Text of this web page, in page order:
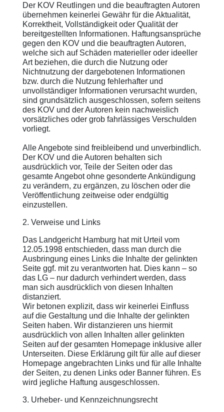
Der KOV Reutlingen und die beauftragten Autoren
übernehmen keinerlei Gewähr für die Aktualität,
Korrektheit, Vollständigkeit oder Qualität der
bereitgestellten Informationen. Haftungsansprüche
gegen den KOV und die beauftragten Autoren,
welche sich auf Schäden materieller oder ideeller
Art beziehen, die durch die Nutzung oder
Nichtnutzung der dargebotenen Informationen
bzw. durch die Nutzung fehlerhafter und
unvollständiger Informationen verursacht wurden,
sind grundsätzlich ausgeschlossen, sofern seitens
des KOV und der Autoren kein nachweislich
vorsätzliches oder grob fahrlässiges Verschulden
vorliegt.
Alle Angebote sind freibleibend und unverbindlich.
Der KOV und die Autoren behalten sich
ausdrücklich vor, Teile der Seiten oder das
gesamte Angebot ohne gesonderte Ankündigung
zu verändern, zu ergänzen, zu löschen oder die
Veröffentlichung zeitweise oder endgültig
einzustellen.
2. Verweise und Links
Das Landgericht Hamburg hat mit Urteil vom
12.05.1998 entschieden, dass man durch die
Ausbringung eines Links die Inhalte der gelinkten
Seite ggf. mit zu verantworten hat. Dies kann – so
das LG – nur dadurch verhindert werden, dass
man sich ausdrücklich von diesen Inhalten
distanziert.
Wir betonen explizit, dass wir keinerlei Einfluss
auf die Gestaltung und die Inhalte der gelinkten
Seiten haben. Wir distanzieren uns hiermit
ausdrücklich von allen Inhalten aller gelinkten
Seiten auf der gesamten Homepage inklusive aller
Unterseiten. Diese Erklärung gilt für alle auf dieser
Homepage angebrachten Links und für alle Inhalte
der Seiten, zu denen Links oder Banner führen. Es
wird jegliche Haftung ausgeschlossen.
3. Urheber- und Kennzeichnungsrecht